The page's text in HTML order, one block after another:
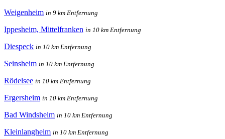
Weigenheim in 9 km Entfernung
Ippesheim, Mittelfranken in 10 km Entfernung
Diespeck in 10 km Entfernung
Seinsheim in 10 km Entfernung
Rödelsee in 10 km Entfernung
Ergersheim in 10 km Entfernung
Bad Windsheim in 10 km Entfernung
Kleinlangheim in 10 km Entfernung